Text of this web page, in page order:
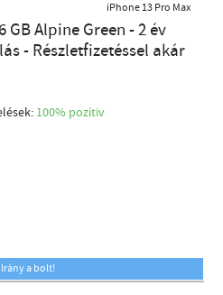
iPhone 13 Pro Max
GB Alpine Green - 2 év
- Részletfizetéssel akár
100% pozítiv
Irány a bolt!